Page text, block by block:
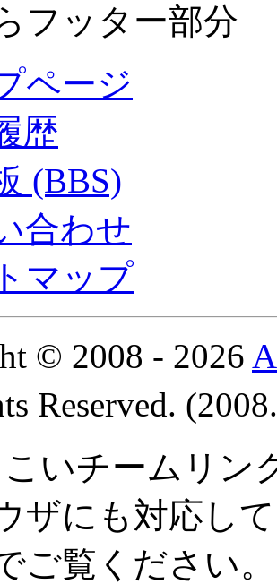
フッター部分
ページ
歴
(BBS)
合わせ
マップ
© 2008 - 2026
Reserved.
いチームリン
ザにも対応し
ご覧ください。